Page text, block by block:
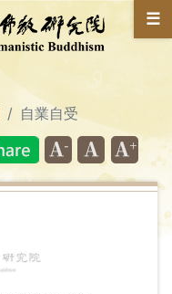
☰
自業自受